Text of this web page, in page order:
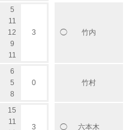
5
11
12
9
11
3 竹内
◯
6
5
8
0 竹村
15
11
3 六本木
◯